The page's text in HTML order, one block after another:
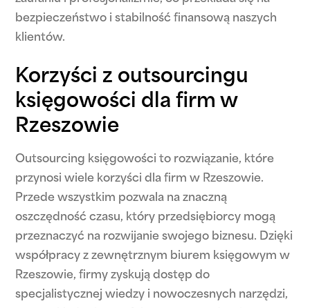
bezpieczeństwo i stabilność finansową naszych
klientów.
Korzyści z outsourcingu
księgowości dla firm w
Rzeszowie
Outsourcing księgowości to rozwiązanie, które
przynosi wiele korzyści dla firm w Rzeszowie.
Przede wszystkim pozwala na znaczną
oszczędność czasu, który przedsiębiorcy mogą
przeznaczyć na rozwijanie swojego biznesu. Dzięki
współpracy z zewnętrznym biurem księgowym w
Rzeszowie, firmy zyskują dostęp do
specjalistycznej wiedzy i nowoczesnych narzędzi,